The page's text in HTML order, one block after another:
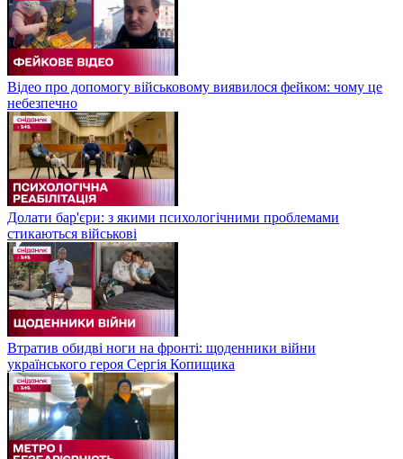
Відео про допомогу військовому виявилося фейком: чому це
небезпечно
Долати бар'єри: з якими психологічними проблемами
стикаються військові
Втратив обидві ноги на фронті: щоденники війни
українського героя Сергія Копищика